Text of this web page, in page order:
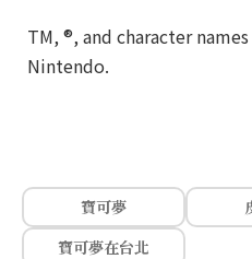
TM, ®, and character
Nintendo.
寶可夢
寶可夢在台北